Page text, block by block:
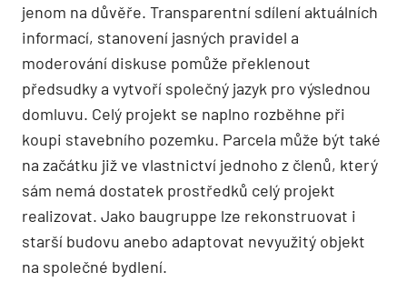
jenom na důvěře. Transparentní sdílení aktuálních
informací, stanovení jasných pravidel a
moderování diskuse pomůže překlenout
předsudky a vytvoří společný jazyk pro výslednou
domluvu. Celý projekt se naplno rozběhne při
koupi stavebního pozemku. Parcela může být také
na začátku již ve vlastnictví jednoho z členů, který
sám nemá dostatek prostředků celý projekt
realizovat. Jako baugruppe lze rekonstruovat i
starší budovu anebo adaptovat nevyužitý objekt
na společné bydlení.